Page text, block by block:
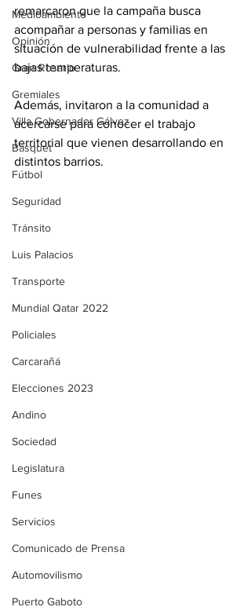
Medioambiente
Opinión
Gran Rosario
Gremiales
Villa Gobernador Gálvez
Básquet
Fútbol
Seguridad
Tránsito
Luis Palacios
Transporte
Mundial Qatar 2022
Policiales
Carcarañá
Elecciones 2023
Andino
Sociedad
Legislatura
Funes
Servicios
Comunicado de Prensa
Automovilismo
Puerto Gaboto
remarcaron que la campaña busca
acompañar a personas y familias en
situación de vulnerabilidad frente a las
bajas temperaturas.
Además, invitaron a la comunidad a
acercarse para conocer el trabajo
territorial que vienen desarrollando en
distintos barrios.